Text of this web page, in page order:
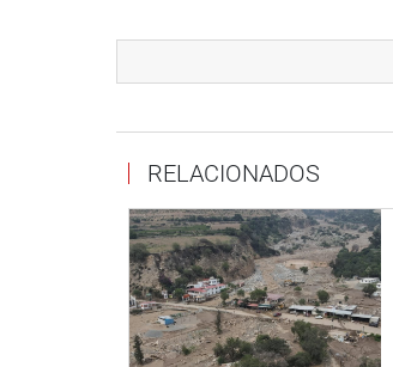
Educación Intercultural
de Participación Ciudadana y
Dirección General de
Rural, del Consejo Nacional de
RELACIONADOS